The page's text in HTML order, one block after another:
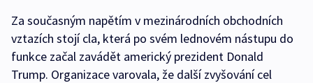
Za současným napětím v mezinárodních obchodních
vztazích stojí cla, která po svém lednovém nástupu do
funkce začal zavádět americký prezident Donald
Trump. Organizace varovala, že další zvyšování cel